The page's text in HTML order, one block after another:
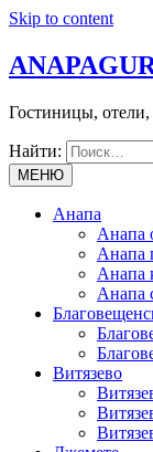
Skip to content
Гостиницы, отели,
Найти:
МЕНЮ
Анапа
Анапа
Анапа
Анапа
Анапа
Витязево